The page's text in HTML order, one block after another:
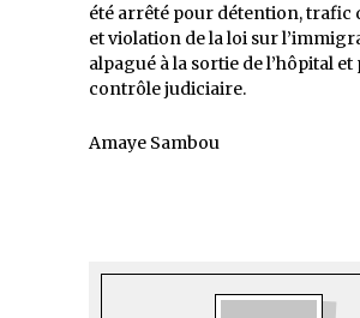
été arrêté pour détention, trafic
et violation de la loi sur
alpagué à la sortie de l’hôpital et
contrôle judiciaire.
Amaye Sambou